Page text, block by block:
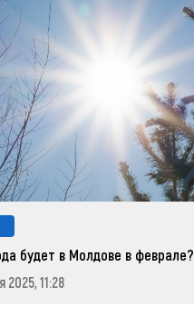
будет в Молдове в феврале?
11:28